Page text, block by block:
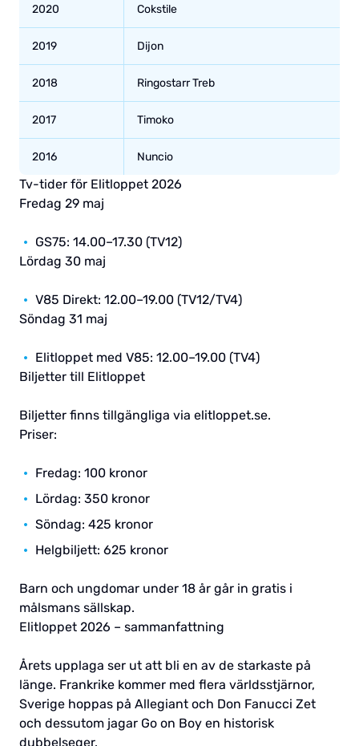
2020 Cokstile
2019 Dijon
2018 Ringostarr Treb
2017 Timoko
2016 Nuncio
Tv-tider för Elitloppet 2026
Fredag 29 maj
GS75: 14.00–17.30 (TV12)
Lördag 30 maj
V85 Direkt: 12.00–19.00 (TV12/TV4)
Söndag 31 maj
Elitloppet med V85: 12.00–19.00 (TV4)
Biljetter till Elitloppet
Biljetter finns tillgängliga via elitloppet.se.
Priser:
Fredag: 100 kronor
Lördag: 350 kronor
Söndag: 425 kronor
Helgbiljett: 625 kronor
Barn och ungdomar under 18 år går in gratis i
målsmans sällskap.
Elitloppet 2026 – sammanfattning
Årets upplaga ser ut att bli en av de starkaste på
länge. Frankrike kommer med flera världsstjärnor,
Sverige hoppas på Allegiant och Don Fanucci Zet
och dessutom jagar Go on Boy en historisk
dubbelseger.